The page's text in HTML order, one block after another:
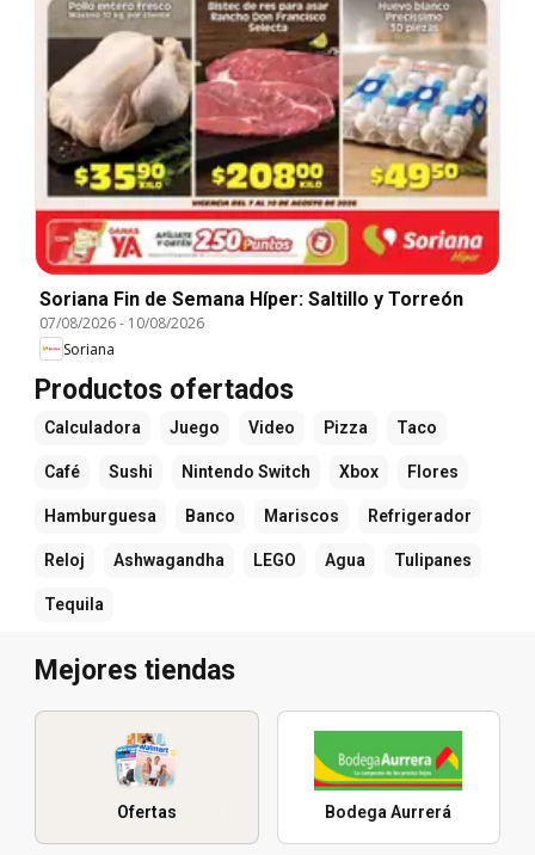
Soriana Fin de Semana Híper: Saltillo y Torreón
07/08/2026- 10/08/2026
Soriana
Productos ofertados
Calculadora Juego Video Pizza Taco
Café Sushi Nintendo Switch Xbox Flores
Hamburguesa Banco Mariscos Refrigerador
Reloj Ashwagandha LEGO Agua Tulipanes
Tequila
Mejores tiendas
Ofertas Bodega Aurrerá